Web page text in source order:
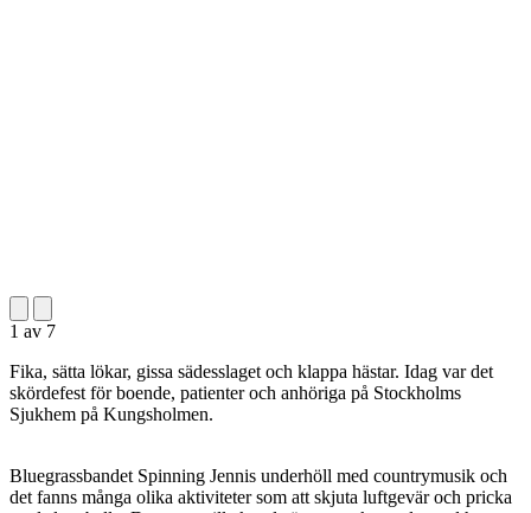
1 av 7
Fika, sätta lökar, gissa sädesslaget och klappa hästar. Idag var det
skördefest för boende, patienter och anhöriga på Stockholms
Sjukhem på Kungsholmen.
Bluegrassbandet Spinning Jennis underhöll med countrymusik och
det fanns många olika aktiviteter som att skjuta luftgevär och pricka